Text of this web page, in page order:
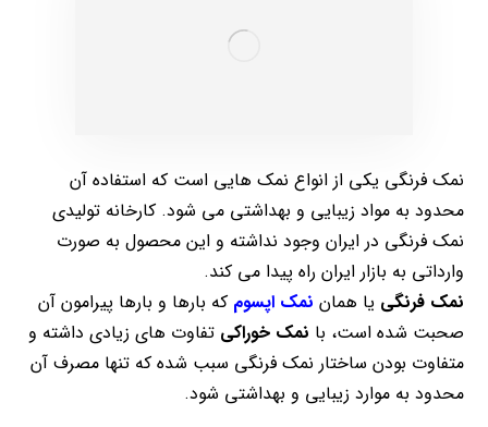
نمک فرنگی یکی از انواع نمک هایی است که استفاده آن
محدود به مواد زیبایی و بهداشتی می شود. کارخانه تولیدی
نمک فرنگی در ایران وجود نداشته و این محصول به صورت
وارداتی به بازار ایران راه پیدا می کند.
نمک فرنگی یا همان نمک اپسوم که بارها و بارها پیرامون آن
صحبت شده است، با نمک خوراکی تفاوت های زیادی داشته و
متفاوت بودن ساختار نمک فرنگی سبب شده که تنها مصرف آن
محدود به موارد زیبایی و بهداشتی شود.